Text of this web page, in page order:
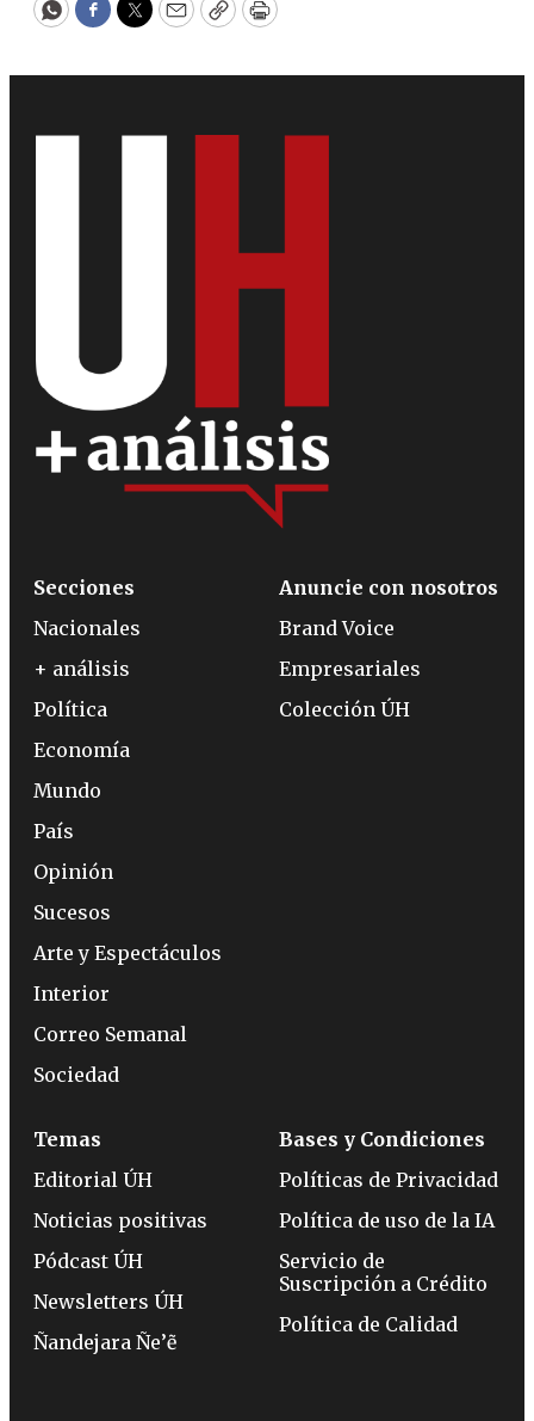
WhatsApp
Facebook
Twitter
EmailCopyPrint
Secciones
Nacionales
+ análisis
Política
Economía
Mundo
País
Opinión
Sucesos
Arte y Espectáculos
Interior
Correo Semanal
Sociedad
Anuncie con nosotros
Brand Voice
Empresariales
Colección ÚH
Temas
Editorial ÚH
Noticias positivas
Pódcast ÚH
Newsletters ÚH
Ñandejara Ñe’ẽ
Bases y Condiciones
Políticas de Privacidad
Política de uso de la IA
Servicio de
Suscripción a Crédito
Política de Calidad